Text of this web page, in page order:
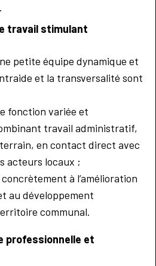
travail stimulant
petite équipe dynamique et
et la transversalité sont
fonction variée et
travail administratif,
en contact direct avec
acteurs locaux ;
à l’amélioration
au développement
communal.
professionnelle et